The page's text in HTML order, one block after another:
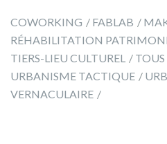
COWORKING FABLAB
RÉHABILITATION
TIERS-LIEU CULTUREL
TOUS
URBANISME TACTIQUE
VERNACULAIRE